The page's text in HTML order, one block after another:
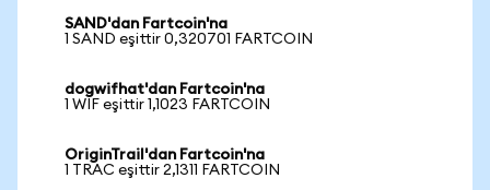
SAND'dan Fartcoin'na
1 SAND eşittir 0,320701 FARTCOIN
dogwifhat'dan Fartcoin'na
1 WIF eşittir 1,1023 FARTCOIN
OriginTrail'dan Fartcoin'na
1 TRAC eşittir 2,1311 FARTCOIN